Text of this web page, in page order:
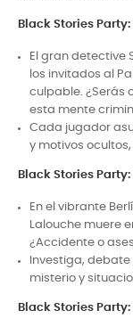
Black Stories
El gran detective
los invitados al
culpable. ¿Serás
esta mente
Cada jugador
y motivos ocultos,
Black Stories
En el vibrante
Lalouche muere
¿Accidente o
Investiga,
misterio y
Black Stories